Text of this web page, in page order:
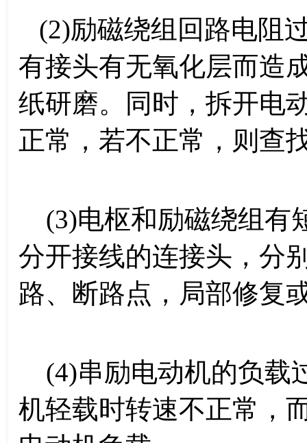
(2)励磁绕组回路电阻
有接头有无氧化层而造
纸研磨。同时，拆开电
正常，若不正常，则查
(3)电枢和励磁绕组有
分开接线的连接头，分
路、断路点，局部修复
(4)串励电动机的负载
机轻载时转速不正常，